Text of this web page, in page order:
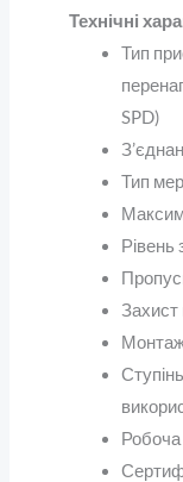
Технічні
Тип
SPD)
Тип
Рівень
Захист